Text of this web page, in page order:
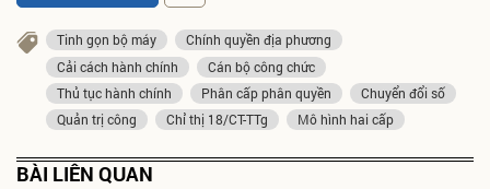
Tinh gọn bộ máy
Chính quyền địa phương
Cải cách hành chính
Cán bộ công chức
Thủ tục hành chính
Phân cấp phân quyền
Chuyển đổi số
Quản trị công
Chỉ thị 18/CT-TTg Mô hình hai cấp
BÀI LIÊN QUAN